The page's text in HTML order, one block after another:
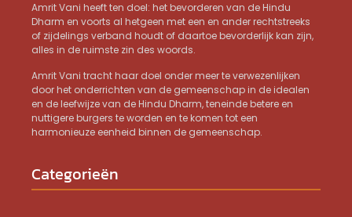
Amrit Vani heeft ten doel: het bevorderen van de Hindu
Dharm en voorts al hetgeen met een en ander rechtstreeks
of zijdelings verband houdt of daartoe bevorderlijk kan zijn,
alles in de ruimste zin des woords.
Amrit Vani tracht haar doel onder meer te verwezenlijken
door het onderrichten van de gemeenschap in de idealen
en de leefwijze van de Hindu Dharm, teneinde betere en
nuttigere burgers te worden en te komen tot een
harmonieuze eenheid binnen de gemeenschap.
Categorieën